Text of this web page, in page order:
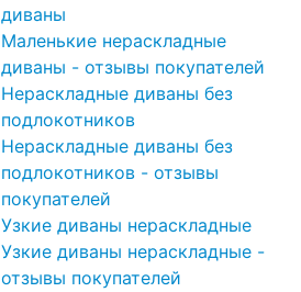
диваны
Маленькие нераскладные
диваны - отзывы покупателей
Нераскладные диваны без
подлокотников
Нераскладные диваны без
подлокотников - отзывы
покупателей
Узкие диваны нераскладные
Узкие диваны нераскладные -
отзывы покупателей